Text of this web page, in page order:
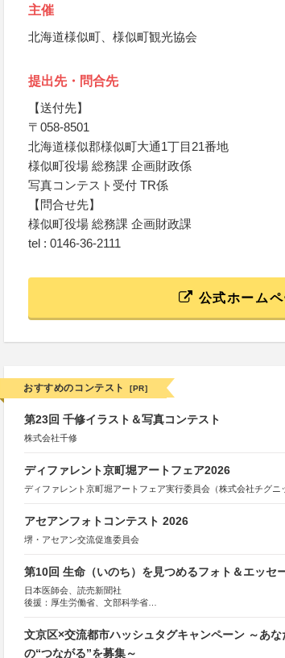
主催
北海道様似町、様似町観光協会
提出先・問合先
【送付先】
〒058-8501
北海道様似郡様似町大通1丁目21番地
様似町役場 総務課 企画財政係
写真コンテスト受付 TR係
【問合せ先】
様似町役場 総務課 企画財政課
tel : 0146-36-2111
公式ホーム
おすすめのコンテスト [PR]
第23回 千修イラスト＆写真コンテスト
株式会社千修
ディファレント京町堀アートフェア2026
ディファレント京町堀アートフェア実行委員会（株式会社チグニ
アセアンフォトコンテスト 2026
堺・アセアン交流促進委員会
第10回 生命（いのち）を見つめるフォト＆エッセ
日本医師会、読売新聞社
後援：厚生労働省、文部科学省
文京区×交流都市ハッシュタグキャンペーン ～あ
の“つながる”を募集～